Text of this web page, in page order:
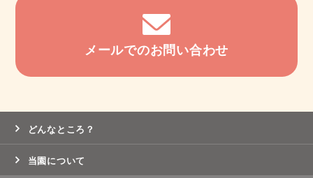
メールでのお問い合わせ
どんなところ？
当園について